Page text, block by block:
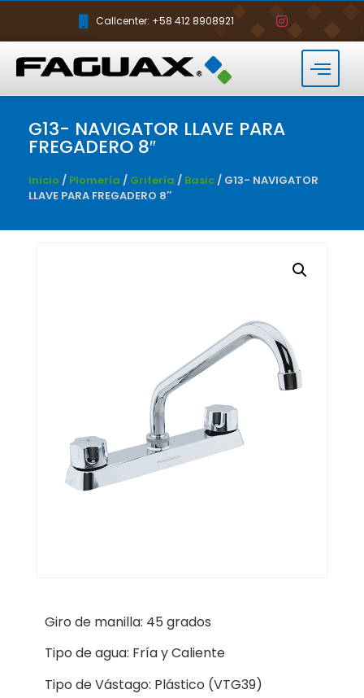
Callcenter: +58 412 8908921
G13- NAVIGATOR LLAVE PARA
FREGADERO 8″
Inicio / Plomería / Grifería / Basic/ G13- NAVIGATOR
LLAVE PARA FREGADERO 8″
Giro de manilla: 45 grados
Tipo de agua: Fría y Caliente
Tipo de Vástago: Plástico (VTG39)